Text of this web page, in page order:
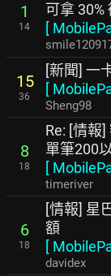
1
14
可拿 30%
[
15
36
[新聞] 一
[
Sheng98
8
18
Re: [情報
單筆200
[
timeriver
6
18
[情報] 星
額
[
davidex